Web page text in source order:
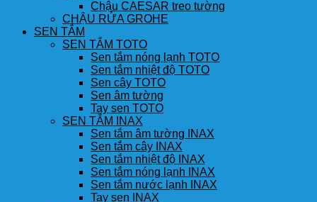
Chậu CAESAR treo tường
CHẬU RỬA GROHE
SEN TẮM
SEN TẮM TOTO
Sen tắm nóng lạnh TOTO
Sen tắm nhiệt độ TOTO
Sen cây TOTO
Sen âm tường
Tay sen TOTO
SEN TẮM INAX
Sen tắm âm tường INAX
Sen tắm cây INAX
Sen tắm nhiệt độ INAX
Sen tắm nóng lạnh INAX
Sen tắm nước lạnh INAX
Tay sen INAX